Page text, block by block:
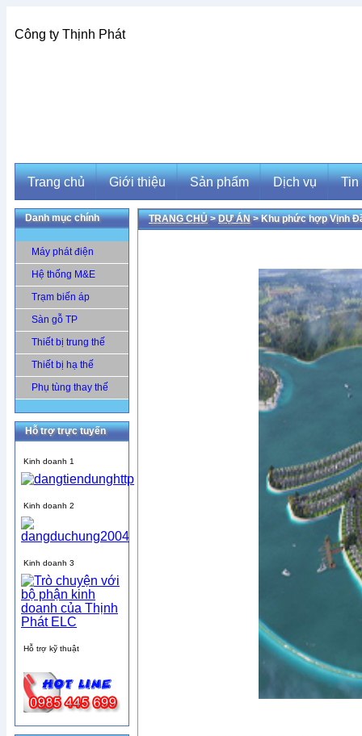
Công ty Thịnh Phát
Trang chủ
Trang chủ
Giới thiệu
Giới thiệu
Sản phẩm
Sản phẩm
Dịch vụ
Dịch vụ
Tin
Tin
Danh mục chính
Máy phát điện
Hệ thống M&E
Trạm biến áp
Sàn gỗ TP
Thiết bị trung thế
Thiết bị hạ thế
Phụ tùng thay thế
Hỗ trợ trực tuyến
Kinh doanh 1
Kinh doanh 2
Kinh doanh 3
Hỗ trợ kỹ thuật
TRANG CHỦ>DỰ ÁN> Khu phức hợp Vịnh